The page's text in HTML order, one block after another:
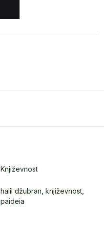
Književnost
halil džubran književnost
paideia